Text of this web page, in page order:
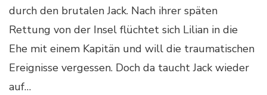
durch den brutalen Jack. Nach ihrer späten
Rettung von der Insel flüchtet sich Lilian in die
Ehe mit einem Kapitän und will die traumatischen
Ereignisse vergessen. Doch da taucht Jack wieder
auf…